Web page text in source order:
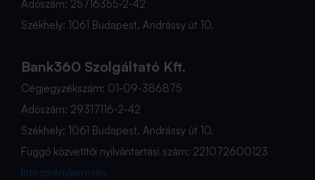
Adószám: 25716355-2-42
Székhely: 1061 Budapest, Andrássy út 10.
Bank360 Szolgáltató Kft.
Cégjegyzékszám: 01-09-386875
Adószám: 29317116-2-42
Székhely: 1061 Budapest, Andrássy út 10.
Függő közvetítői nyilvántartási szám: 221072600123
Intézménykeresés